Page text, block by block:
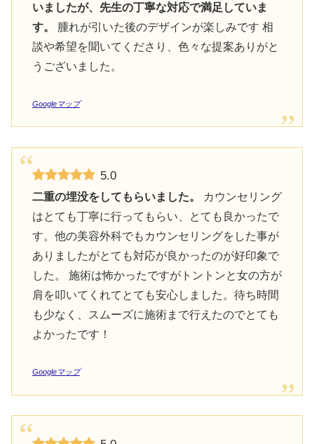
いましたが、先生の丁寧な対応で満足していま
す。
腫れが引いた後のデザインが楽しみです 相
談や希望を聞いてくださり、色々な提案ありがと
うございました。
Googleマップ
5.0
二重の埋没をしてもらいました。
カウンセリング
はとても丁寧に行ってもらい、とても良かったで
す。他の美容外科でもカウンセリングをした事が
ありましたがとても対応が良かったのが好印象で
した。 施術は怖かったですがトントンと女の方が
肩を叩いてくれてとても安心しました。待ち時間
も少なく、スムーズに施術まで行えたのでとても
よかったです！
Googleマップ